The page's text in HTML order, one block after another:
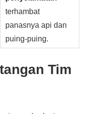
terhambat
panasnya api dan
puing-puing.
Tim